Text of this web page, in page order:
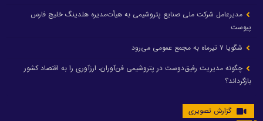
مدیرعامل شرکت ملی صنایع پتروشیمی به هیأت‌مدیره هلدینگ خلیج فارس
پیوست
شگویا ۷ تیرماه به مجمع عمومی می‌رود
چگونه مدیریت رفیق‌دوست در پتروشیمی فن‌آوران، ارزآوری را به اقتصاد کشور
بازگرداند؟
گزارش تصویری